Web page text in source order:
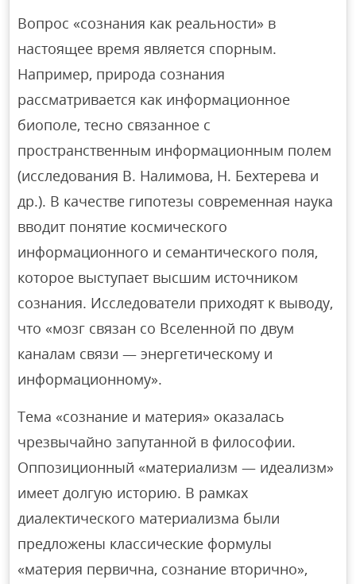
Вопрос «сознания как реальности» в
настоящее время является спорным.
Например, природа сознания
рассматривается как информационное
биополе, тесно связанное с
пространственным информационным полем
(исследования В. Налимова, Н. Бехтерева и
др.). В качестве гипотезы современная наука
вводит понятие космического
информационного и семантического поля,
которое выступает высшим источником
сознания. Исследователи приходят к выводу,
что «мозг связан со Вселенной по двум
каналам связи — энергетическому и
информационному».
Тема «сознание и материя» оказалась
чрезвычайно запутанной в философии.
Оппозиционный «материализм — идеализм»
имеет долгую историю. В рамках
диалектического материализма были
предложены классические формулы
«материя первична, сознание вторично»,